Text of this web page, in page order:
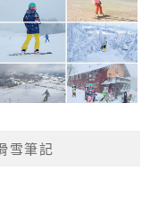
雪筆記